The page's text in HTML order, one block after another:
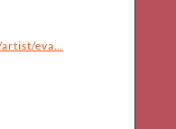
artist/eva…